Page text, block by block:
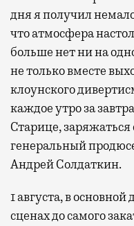
дня я получил
что атмосфера
больше нет ни на
не только вместе
клоунского
каждое утро за
Старице, заряжаться
генеральный
Андрей Солдаткин.
1 августа, в
сценах до самого